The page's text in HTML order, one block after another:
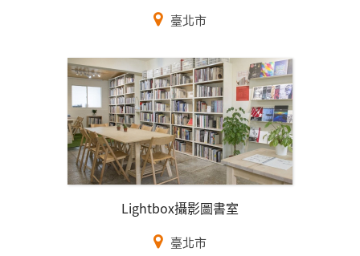
臺北市
Lightbox攝影圖書室
臺北市